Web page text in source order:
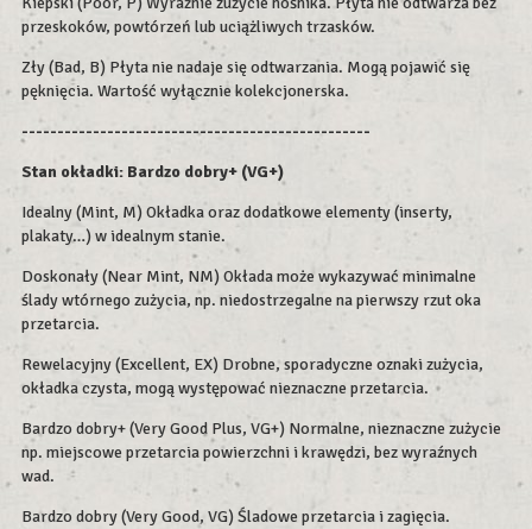
przeskoków, powtórzeń lub uciążliwych trzasków.
Zły (Bad, B) Płyta nie nadaje się odtwarzania. Mogą pojawić się
pęknięcia. Wartość wyłącznie kolekcjonerska.
-------------------------------------------------
Stan okładki: Bardzo dobry+ (VG+)
Idealny (Mint, M) Okładka oraz dodatkowe elementy (inserty,
plakaty…) w idealnym stanie.
Doskonały (Near Mint, NM) Okłada może wykazywać minimalne
ślady wtórnego zużycia, np. niedostrzegalne na pierwszy rzut oka
przetarcia.
Rewelacyjny (Excellent, EX) Drobne, sporadyczne oznaki zużycia,
okładka czysta, mogą występować nieznaczne przetarcia.
Bardzo dobry+ (Very Good Plus, VG+) Normalne, nieznaczne zużycie
np. miejscowe przetarcia powierzchni i krawędzi, bez wyraźnych
wad.
Bardzo dobry (Very Good, VG) Śladowe przetarcia i zagięcia.